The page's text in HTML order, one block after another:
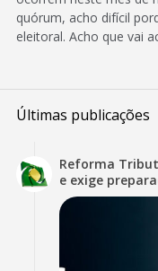
quórum, acho difícil
eleitoral. Acho que vai
Últimas publicações
Reforma
e exige